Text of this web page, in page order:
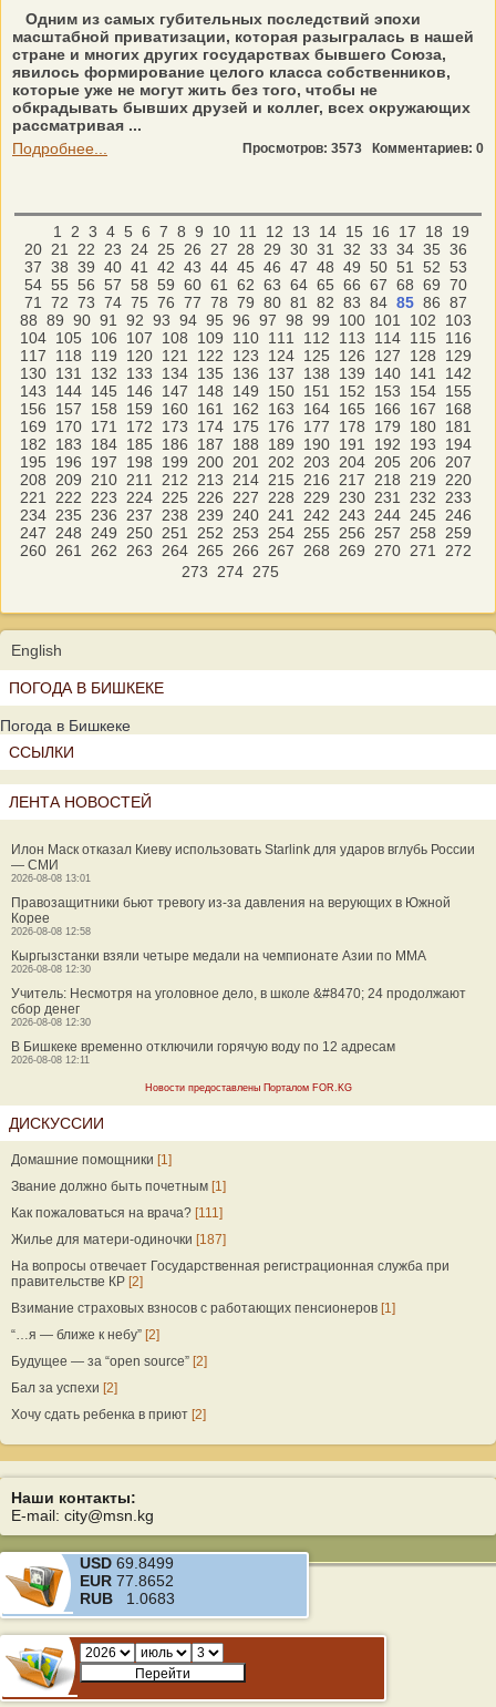
Одним из самых губительных последствий эпохи
масштабной приватизации, которая разыгралась в нашей
стране и многих других государствах бывшего Союза,
явилось формирование целого класса собственников,
которые уже не могут жить без того, чтобы не
обкрадывать бывших друзей и коллег, всех окружающих
рассматривая ...
Подробнее...
Просмотров: 3573 Комментариев: 0
1 2 3 4 5 6 7 8 9 10 11 12 13 14 15 16 17 18
19
20 21 22 23 24 25 26 27 28 29 30 31 32 33 34 35 36
37 38 39 40 41 42 43 44 45 46 47 48 49 50 51 52 53
54 55 56 57 58 59 60 61 62 63 64 65 66 67 68 69 70
71
72 73 74 75 76 77 78 79 80 81 82 83 84 85 86 87
88 89 90 91 92 93 94 95 96 97 98 99 100 101 102
103
104 105 106 107 108 109 110 111 112 113 114 115
116
117
118 119 120 121 122 123 124 125 126 127 128
129
130 131 132 133 134 135 136 137 138 139 140 141
142
143
144 145 146 147 148 149 150 151 152 153 154 155
156
157 158 159 160 161 162 163 164 165 166 167
168
169
170 171 172 173 174 175 176 177 178 179 180 181
182
183 184 185 186 187 188 189 190 191 192 193
194
195
196 197 198 199 200 201 202 203 204 205 206
207
208
209 210 211 212 213 214 215 216 217 218 219
220
221
222 223 224 225 226 227 228 229 230 231 232
233
234 235 236 237 238 239 240 241 242 243 244 245
246
247
248 249 250 251 252 253 254 255 256 257 258
259
260 261 262 263 264 265 266 267 268 269 270 271
272
273
274 275
English
ПОГОДА В БИШКЕКЕ
Погода в Бишкеке
ССЫЛКИ
ЛЕНТА НОВОСТЕЙ
Илон Маск отказал Киеву использовать Starlink для ударов вглубь России
— СМИ
2026-08-08 13:01
Правозащитники бьют тревогу из-за давления на верующих в Южной
Корее
2026-08-08 12:58
Кыргызстанки взяли четыре медали на чемпионате Азии по MMA
2026-08-08 12:30
Учитель: Несмотря на уголовное дело, в школе &#8470; 24 продолжают
сбор денег
2026-08-08 12:30
В Бишкеке временно отключили горячую воду по 12 адресам
2026-08-08 12:11
Новости предоставлены Порталом FOR.KG
ДИСКУССИИ
Домашние помощники [1]
Звание должно быть почетным [1]
Как пожаловаться на врача? [111]
Жилье для матери-одиночки [187]
На вопросы отвечает Государственная регистрационная служба при
правительстве КР [2]
Взимание страховых взносов с работающих пенсионеров [1]
“…я — ближе к небу” [2]
Будущее — за “open source” [2]
Бал за успехи [2]
Хочу сдать ребенка в приют [2]
Наши контакты:
E-mail: city@msn.kg
USD 69.8499
EUR 77.8652
RUB 1.0683